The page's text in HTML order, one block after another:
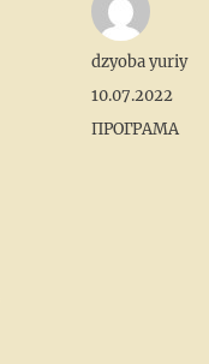
Author
dzyoba yuriy
Posted
on
10.07.2022
Categories
ПРОГРАМА